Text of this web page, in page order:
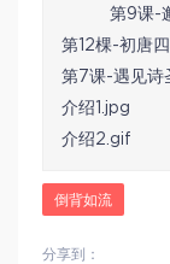
第9课-
第12棵-初唐
第7课-遇见诗
介绍1.jpg
介绍2.gif
倒背如流
分享到：